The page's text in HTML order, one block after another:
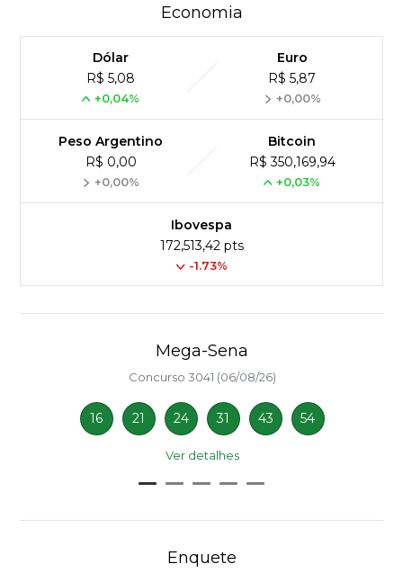
Economia
Dólar
R$ 5,08
+0,04%
Euro
R$ 5,87
+0,00%
Peso Argentino
R$ 0,00
+0,00%
Bitcoin
R$ 350,169,94
+0,03%
Ibovespa
172,513,42 pts
-1.73%
Mega-Sena
Concurso 3041 (06/08/26)
16 21 24 31 43 54
Ver detalhes
Enquete